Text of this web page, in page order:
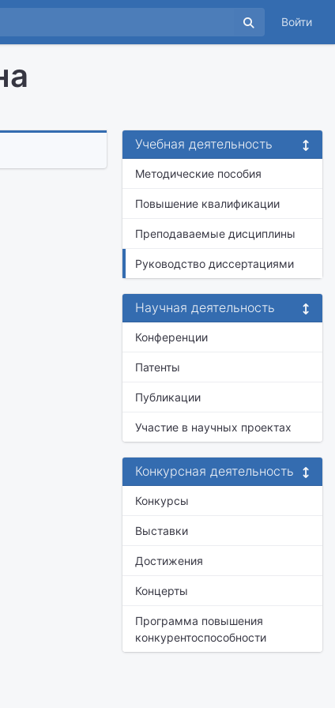
Войти
Учебная деятельность
Методические пособия
Повышение квалификации
Преподаваемые дисциплины
Руководство диссертациями
Научная деятельность
Конференции
Патенты
Публикации
Участие в научных проектах
Конкурсная деятельность
Конкурсы
Выставки
Достижения
Концерты
Программа повышения
конкурентоспособности